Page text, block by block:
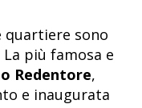
quartiere sono
più famosa e
Redentore,
e inaugurata